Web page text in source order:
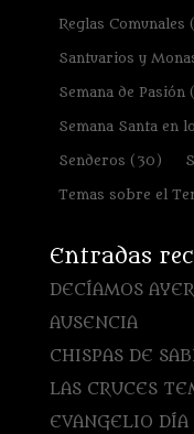
Reglas Comunales
Santuarios y
Semana de Pasión
Semana Santa en
Senderos (30)
Temas sobre el
Entradas
DECÍAMOS
AUSENCIA
CHISPAS DE
LAS CRUCES
EVANGELIO